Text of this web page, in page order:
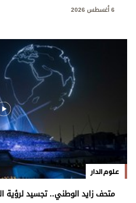
6 أغسطس 2026
علوم الدار
متحف زايد الوطني.. تجسيد لرؤية